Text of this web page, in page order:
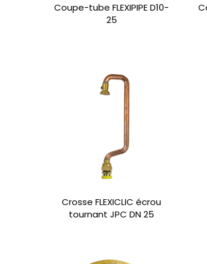
Coupe-tube FLEXIPIPE D10-
25
Crosse FLEXICLIC écrou
tournant JPC DN 25